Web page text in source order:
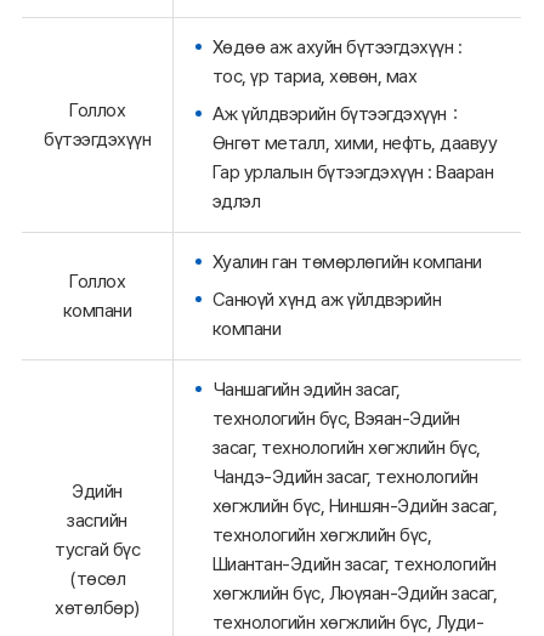
Голлох
бүтээгдэхүүн
Хөдөө аж ахуйн бүтээгдэхүүн :
тос, үр тариа, хөвөн, мах
Аж үйлдвэрийн бүтээгдэхүүн：
Өнгөт металл, хими, нефть, даавуу
Гар урлалын бүтээгдэхүүн : Вааран
эдлэл
Голлох
компани
Хуалин ган төмөрлөгийн компани
Санюүй хүнд аж үйлдвэрийн
компани
Эдийн
засгийн
тусгай бүс
(төсөл
хөтөлбөр)
Чаншагийн эдийн засаг,
технологийн бүс, Вэяан-Эдийн
засаг, технологийн хөгжлийн бүс,
Чандэ-Эдийн засаг, технологийн
хөгжлийн бүс, Ниншян-Эдийн засаг,
технологийн хөгжлийн бүс,
Шиантан-Эдийн засаг, технологийн
хөгжлийн бүс, Люүяан-Эдийн засаг,
технологийн хөгжлийн бүс, Луди-